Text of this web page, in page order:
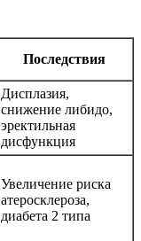
Последствия
Дисплазия,
снижение либидо,
эректильная
дисфункция
Увеличение риска
атеросклероза,
диабета 2 типа